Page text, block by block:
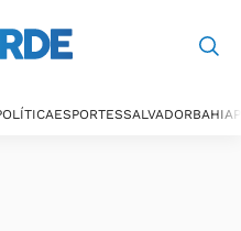
ESPORTESSALVADORBAHIA